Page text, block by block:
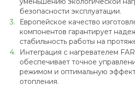
безопасности эксплуатации.
Европейское качество
компонентов гарантирует
стабильность работы на
Интеграция с нагревателем
обеспечивает точное
режимом и оптимальную
отопления.